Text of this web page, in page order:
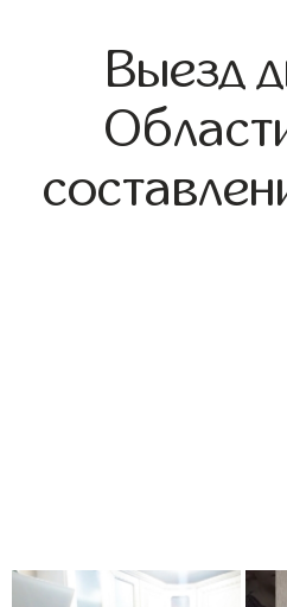
Выезд